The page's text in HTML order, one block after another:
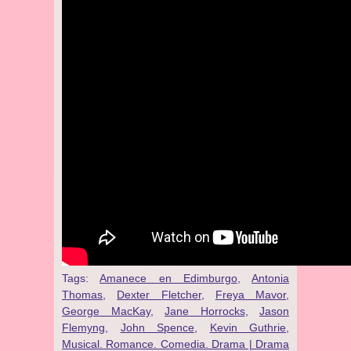
Tags:Amanece en Edimburgo, Antonia
Thomas
Dexter Fletcher, Freya Mavor,
George MacKay, Jane Horrocks, Jason
Flemyng
John Spence Kevin Guthrie
Musical. Romance. Comedia. Drama | Drama